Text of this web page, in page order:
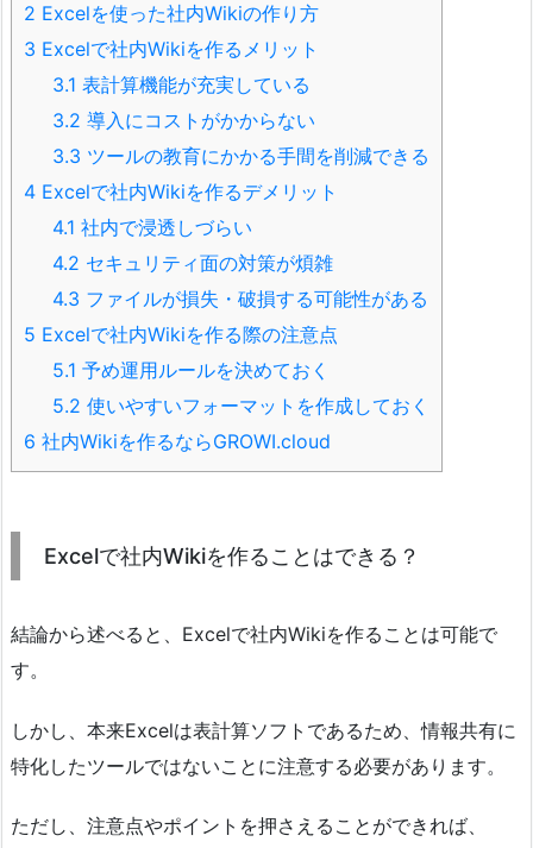
2 Excelを使った社内Wikiの作り方
3 Excelで社内Wikiを作るメリット
3.1 表計算機能が充実している
3.2 導入にコストがかからない
3.3 ツールの教育にかかる手間を削減できる
4 Excelで社内Wikiを作るデメリット
4.1 社内で浸透しづらい
4.2 セキュリティ面の対策が煩雑
4.3 ファイルが損失・破損する可能性がある
5 Excelで社内Wikiを作る際の注意点
5.1 予め運用ルールを決めておく
5.2 使いやすいフォーマットを作成しておく
6 社内Wikiを作るならGROWI.cloud
Excelで社内Wikiを作ることはできる？
結論から述べると、Excelで社内Wikiを作ることは可能で
す。
しかし、本来Excelは表計算ソフトであるため、情報共有に
特化したツールではないことに注意する必要があります。
ただし、注意点やポイントを押さえることができれば、